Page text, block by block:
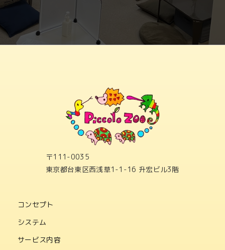
〒111-0035
東京都台東区西浅草1-1-16 升宏ビル3階
コンセプト
システム
サービス内容